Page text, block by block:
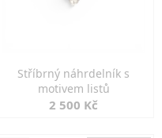
Stříbrný náhrdelník s
motivem listů
2 500 Kč